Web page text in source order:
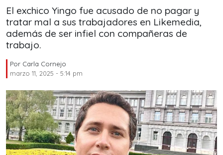
El exchico Yingo fue acusado de no pagar y
tratar mal a sus trabajadores en Likemedia,
además de ser infiel con compañeras de
trabajo.
Por Carla Cornejo
marzo 11, 2025 - 5:14 pm